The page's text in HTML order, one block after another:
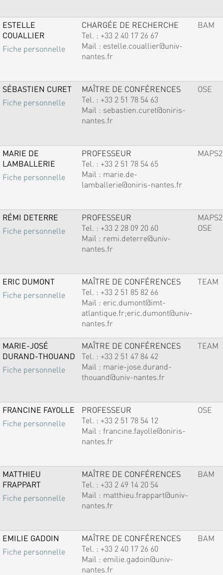
ESTELLE
COUALLIER
Fiche personnelle
CHARGÉE DE RECHERCHE
Tel. : +33 2 40 17 26 67
Mail : estelle.couallier@univ-
nantes.fr
BAM
SÉBASTIEN CURET
Fiche personnelle
MAÎTRE DE CONFÉRENCES
Tel. : +33 2 51 78 54 63
Mail : sebastien.curet@oniris-
nantes.fr
OSE
MARIE DE
LAMBALLERIE
Fiche personnelle
PROFESSEUR
Tel. : +33 2 51 78 54 65
Mail : marie.de-
lamballerie@oniris-nantes.fr
MAPS2
RÉMI DETERRE
Fiche personnelle
PROFESSEUR
Tel. : +33 2 28 09 20 60
Mail : remi.deterre@univ-
nantes.fr
MAPS2
OSE
ERIC DUMONT
Fiche personnelle
MAÎTRE DE CONFÉRENCES
Tel. : +33 2 51 85 82 66
Mail : eric.dumont@imt-
atlantique.fr;eric.dumont@univ-
nantes.fr
TEAM
MARIE-JOSÉ
DURAND-THOUAND
Fiche personnelle
MAÎTRE DE CONFÉRENCES
Tel. : +33 2 51 47 84 42
Mail : marie-jose.durand-
thouand@univ-nantes.fr
TEAM
FRANCINE FAYOLLE
Fiche personnelle
PROFESSEUR
Tel. : +33 2 51 78 54 12
Mail : francine.fayolle@oniris-
nantes.fr
OSE
MATTHIEU
FRAPPART
Fiche personnelle
MAÎTRE DE CONFÉRENCES
Tel. : +33 2 49 14 20 54
Mail : matthieu.frappart@univ-
nantes.fr
BAM
EMILIE GADOIN
Fiche personnelle
MAÎTRE DE CONFÉRENCES
Tel. : +33 2 40 17 26 60
Mail : emilie.gadoin@univ-
nantes.fr
BAM